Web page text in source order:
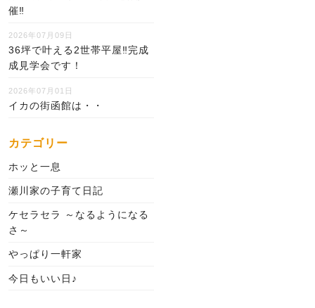
催‼
2026年07月09日
36坪で叶える2世帯平屋‼完成
成見学会です！
2026年07月01日
イカの街函館は・・
カテゴリー
ホッと一息
瀬川家の子育て日記
ケセラセラ ～なるようになる
さ～
やっぱり一軒家
今日もいい日♪